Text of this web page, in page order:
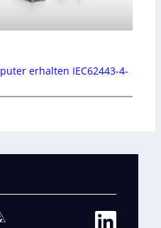
erhalten IEC62443-4-